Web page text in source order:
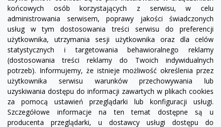
FacebookYouTubePinterest
końcowych osób korzystających z serwisu, w celu
administrowania serwisem, poprawy jakości świadczonych
usług w tym dostosowania treści serwisu do preferencji
użytkownika, utrzymania sesji użytkownika oraz dla celów
statystycznych i targetowania behawioralnego reklamy
(dostosowania treści reklamy do Twoich indywidualnych
potrzeb). Informujemy, że istnieje możliwość określenia przez
użytkownika serwisu warunków przechowywania lub
uzyskiwania dostępu do informacji zawartych w plikach cookies
za pomocą ustawień przeglądarki lub konfiguracji usługi.
Szczegółowe informacje na ten temat dostępne są u
producenta przeglądarki, u dostawcy usługi dostępu do
PRODUKTY 